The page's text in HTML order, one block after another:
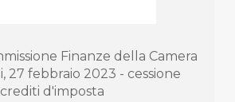
Finanze della Camera
27 febbraio 2023 - cessione
crediti d'imposta